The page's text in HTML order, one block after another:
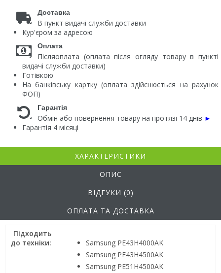
Доставка
В пункт видачі служби доставки
Кур'єром за адресою
Оплата
Післяоплата (оплата після огляду товару в пункті
видачі служби доставки)
Готівкою
На банківську картку (оплата здійснюється на рахунок
ФОП)
Гарантія
Обмін або повернення товару на протязі 14 днів ►
Гарантія 4 місяці
ХАРАКТЕРИСТИКИ
ОПИС
ВІДГУКИ (0)
ОПЛАТА ТА ДОСТАВКА
Підходить
до техніки:
Samsung PE43H4000AK
Samsung PE43H4500AK
Samsung PE51H4500AK